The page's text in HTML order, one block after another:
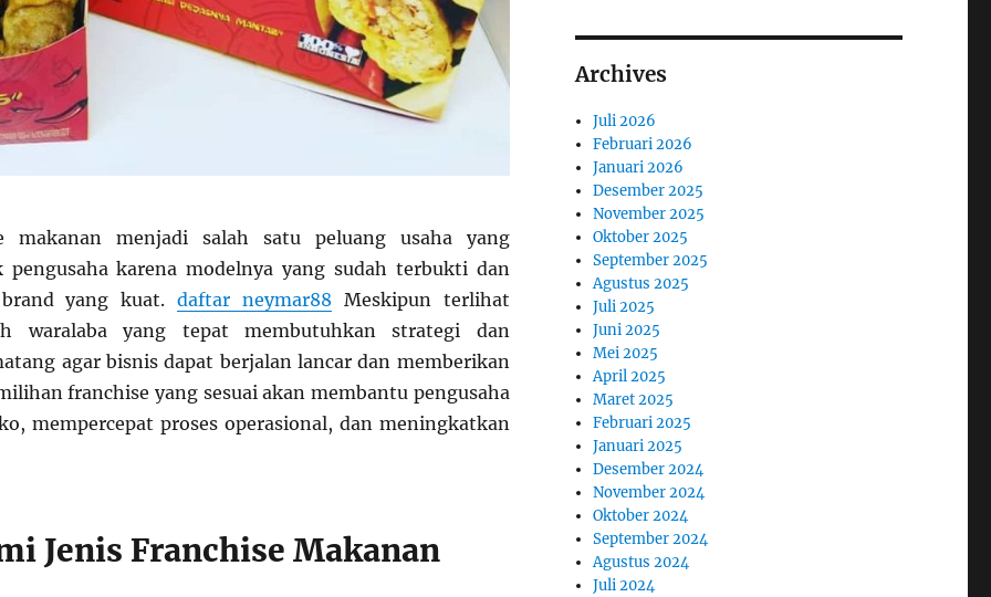
makanan menjadi salah satu peluang usaha yang
karena modelnya yang sudah terbukti dan
yang kuat.daftar neymar88 Meskipun terlihat
waralaba yang tepat membutuhkan strategi dan
agar bisnis dapat berjalan lancar dan memberikan
franchise yang sesuai akan membantu pengusaha
mempercepat proses operasional, dan meningkatkan
Jenis Franchise Makanan
Archives
Juli 2026
Februari 2026
Januari 2026
Desember 2025
November 2025
Oktober 2025
September 2025
Agustus 2025
Juli 2025
Juni 2025
Mei 2025
April 2025
Maret 2025
Februari 2025
Januari 2025
Desember 2024
November 2024
Oktober 2024
September 2024
Agustus 2024
Juli 2024